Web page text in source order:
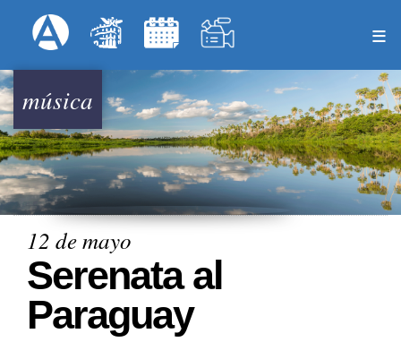
al
principal
Menú Superior
música
12 de mayo
Serenata al
Paraguay